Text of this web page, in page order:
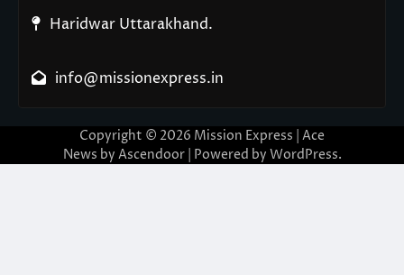
Haridwar Uttarakhand.
info@missionexpress.in
Copyright © 2026 Mission Express | Ace
News by Ascendoor| Powered by WordPress.